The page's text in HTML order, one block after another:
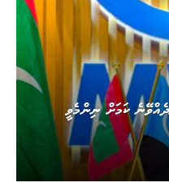
ކަމަށް ނިންމެވީ